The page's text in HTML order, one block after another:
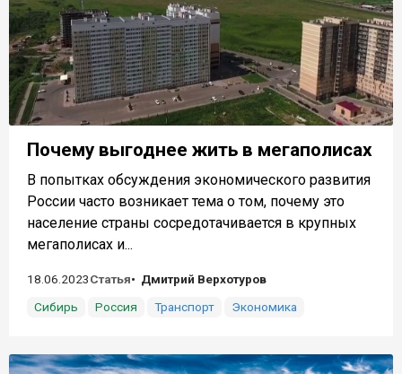
Почему выгоднее жить в мегаполисах
В попытках обсуждения экономического развития
России часто возникает тема о том, почему это
население страны сосредотачивается в крупных
мегаполисах и...
18.06.2023Статья
Дмитрий Верхотуров
Сибирь
Россия Транспорт Экономика